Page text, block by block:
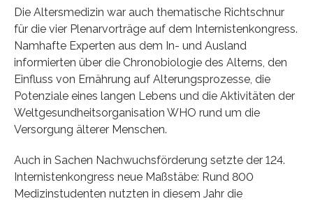
Die Altersmedizin war auch thematische Richtschnur
für die vier Plenarvorträge auf dem Internistenkongress.
Namhafte Experten aus dem In- und Ausland
informierten über die Chronobiologie des Alterns, den
Einfluss von Ernährung auf Alterungsprozesse, die
Potenziale eines langen Lebens und die Aktivitäten der
Weltgesundheitsorganisation WHO rund um die
Versorgung älterer Menschen.
Auch in Sachen Nachwuchsförderung setzte der 124.
Internistenkongress neue Maßstäbe: Rund 800
Medizinstudenten nutzten in diesem Jahr die